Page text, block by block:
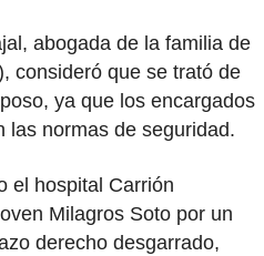
abogada de la familia de
consideró que se trató de
ya que los encargados
las normas de seguridad.
el hospital Carrión
Milagros Soto por un
derecho desgarrado,